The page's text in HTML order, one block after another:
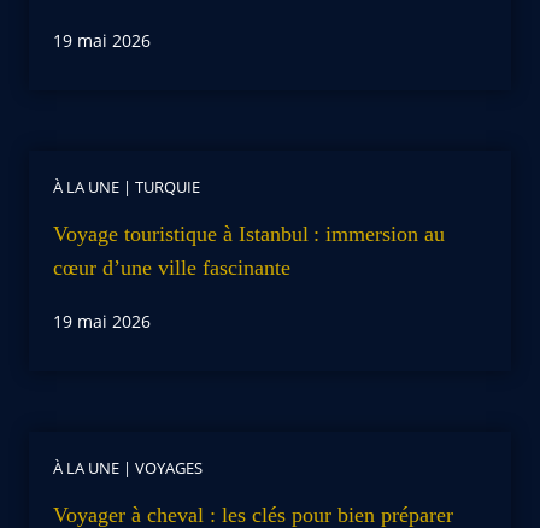
19 mai 2026
À LA UNE | TURQUIE
Voyage touristique à Istanbul : immersion au
cœur d’une ville fascinante
19 mai 2026
À LA UNE | VOYAGES
Voyager à cheval : les clés pour bien préparer